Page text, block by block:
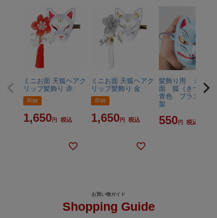
ミニお面 天狐ヘアク
リップ髪飾り 赤
即納
1,650 税込
ミニお面 天狐ヘアク
リップ髪飾り 金
即納
1,650 税込
髪飾り用 ミニお
面 狐（きつね
青色 プラスチッ
製
550 税込
Shopping Guide